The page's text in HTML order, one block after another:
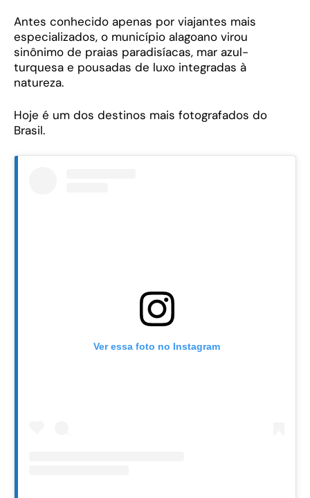
Antes conhecido apenas por viajantes mais
especializados, o município alagoano virou
sinônimo de praias paradisíacas, mar azul-
turquesa e pousadas de luxo integradas à
natureza.
Hoje é um dos destinos mais fotografados do
Brasil.
Ver essa foto no Instagram